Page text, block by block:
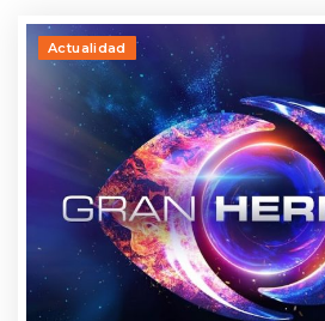
Actualidad